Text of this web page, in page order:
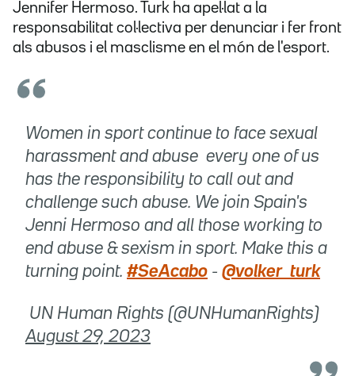
Jennifer Hermoso. Turk ha apel·lat a la
responsabilitat col·lectiva per denunciar i fer front
als abusos i el masclisme en el món de l'esport.
Women in sport continue to face sexual
harassment and abuse  every one of us
has the responsibility to call out and
challenge such abuse. We join Spain's
Jenni Hermoso and all those working to
end abuse & sexism in sport. Make this a
turning point. #SeAcabo - @volker_turk
 UN Human Rights (@UNHumanRights)
August 29, 2023